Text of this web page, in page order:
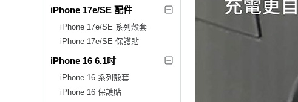
iPhone 17e/SE 配件
iPhone 17e/SE 系列殼套
iPhone 17e/SE 保護貼
iPhone 16 6.1吋
iPhone 16 系列殼套
iPhone 16 保護貼